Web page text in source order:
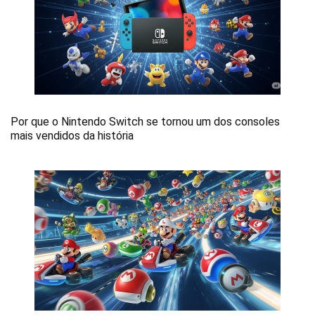
Por que o Nintendo Switch se tornou um dos consoles
mais vendidos da história